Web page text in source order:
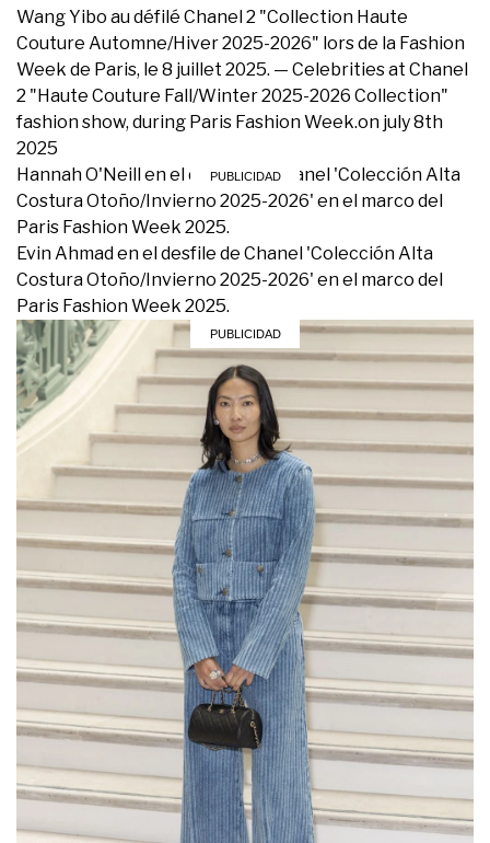
Wang Yibo au défilé Chanel 2 "Collection Haute
Couture Automne/Hiver 2025-2026" lors de la Fashion
Week de Paris, le 8 juillet 2025. — Celebrities at Chanel
2 "Haute Couture Fall/Winter 2025-2026 Collection"
fashion show, during Paris Fashion Week.on july 8th
2025
Hannah O'Neill en el desfile de Chanel 'Colección Alta
Costura Otoño/Invierno 2025-2026' en el marco del
Paris Fashion Week 2025.
Evin Ahmad en el desfile de Chanel 'Colección Alta
Costura Otoño/Invierno 2025-2026' en el marco del
Paris Fashion Week 2025.